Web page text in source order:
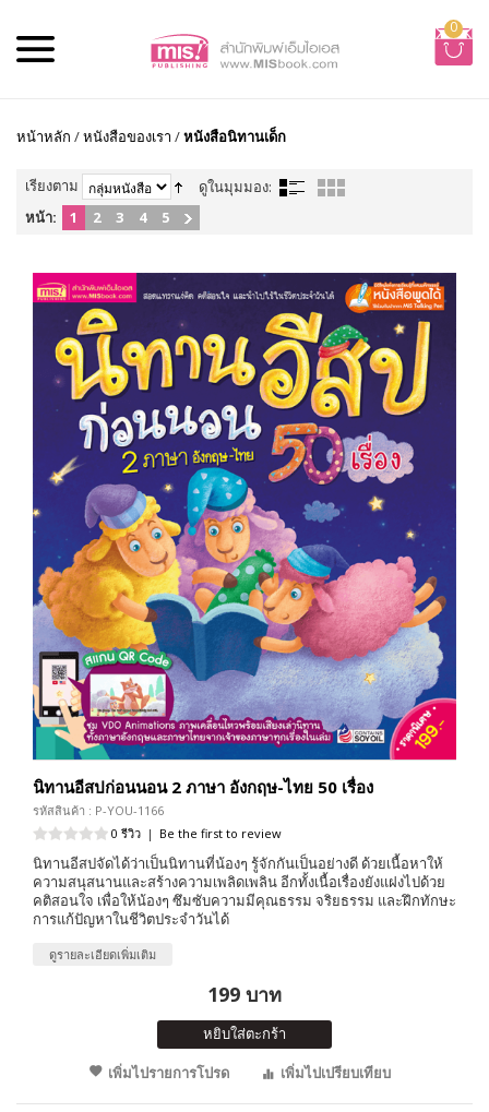
0
หน้าหลัก /หนังสือของเรา /หนังสือนิทานเด็ก
เรียงตาม
ดูในมุมมอง:
หน้า:
1 2 3 4 5
นิทานอีสปก่อนนอน 2 ภาษา อังกฤษ-ไทย 50 เรื่อง
รหัสสินค้า : P-YOU-1166
0 รีวิว | Be the first to review
นิทานอีสปจัดได้ว่าเป็นนิทานที่น้องๆ รู้จักกันเป็นอย่างดี ด้วยเนื้อหาให้
ความสนุสนานและสร้างความเพลิดเพลิน อีกทั้งเนื้อเรื่องยังแฝงไปด้วย
คติสอนใจ เพื่อให้น้องๆ ซึมซับความมีคุณธรรม จริยธรรม และฝึกทักษะ
การแก้ปัญหาในชีวิตประจำวันได้
ดูรายละเอียดเพิ่มเติม
199 บาท
หยิบใส่ตะกร้า
เพิ่มไปรายการโปรด
เพิ่มไปเปรียบเทียบ